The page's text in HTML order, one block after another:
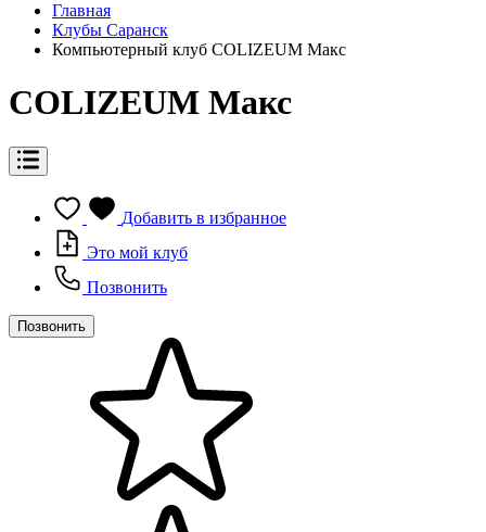
Главная
Клубы Саранск
Компьютерный клуб COLIZEUM Макс
COLIZEUM Макс
Добавить в избранное
Это мой клуб
Позвонить
Позвонить